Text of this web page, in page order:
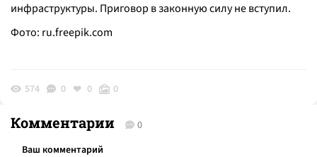
инфраструктуры. Приговор в законную силу не вступил.
Фото: ru.freepik.com
574 0 0 0
Комментарии 0